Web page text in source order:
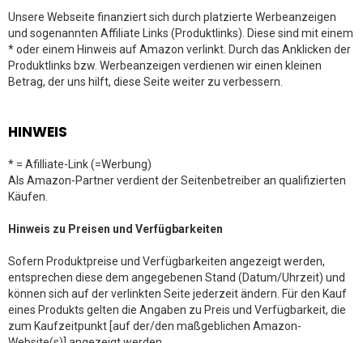
Unsere Webseite finanziert sich durch platzierte Werbeanzeigen
und sogenannten Affiliate Links (Produktlinks). Diese sind mit einem
* oder einem Hinweis auf Amazon verlinkt. Durch das Anklicken der
Produktlinks bzw. Werbeanzeigen verdienen wir einen kleinen
Betrag, der uns hilft, diese Seite weiter zu verbessern.
HINWEIS
* = Afilliate-Link (=Werbung)
Als Amazon-Partner verdient der Seitenbetreiber an qualifizierten
Käufen.
Hinweis zu Preisen und Verfügbarkeiten
Sofern Produktpreise und Verfügbarkeiten angezeigt werden,
entsprechen diese dem angegebenen Stand (Datum/Uhrzeit) und
können sich auf der verlinkten Seite jederzeit ändern. Für den Kauf
eines Produkts gelten die Angaben zu Preis und Verfügbarkeit, die
zum Kaufzeitpunkt [auf der/den maßgeblichen Amazon-